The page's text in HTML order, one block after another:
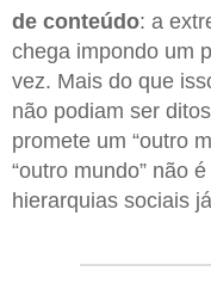
de conteúdo: a
chega impondo um
vez. Mais do que
não podiam ser
promete um “outro
“outro mundo” não
hierarquias sociais